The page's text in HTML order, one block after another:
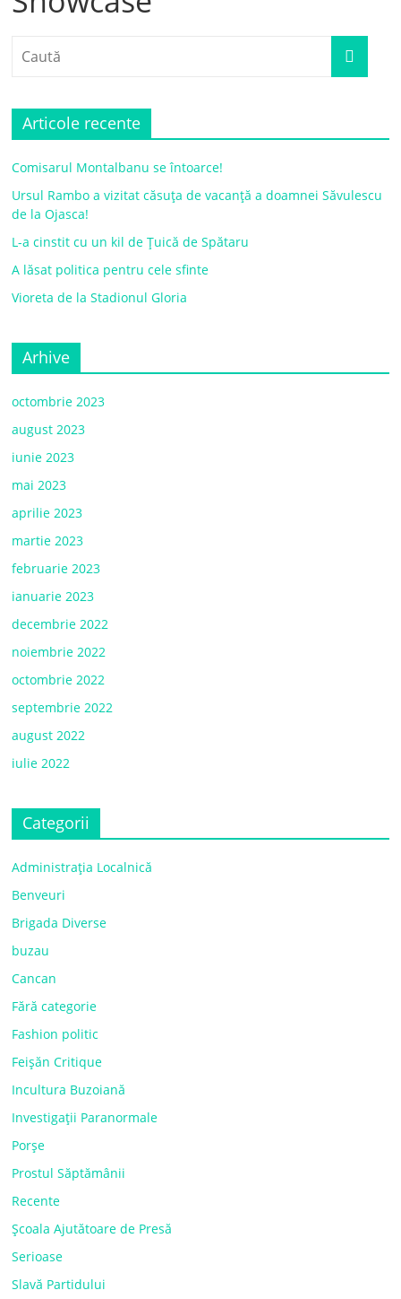
Articole recente
Comisarul Montalbanu se întoarce!
Ursul Rambo a vizitat căsuța de vacanță a doamnei Săvulescu
de la Ojasca!
L-a cinstit cu un kil de Țuică de Spătaru
A lăsat politica pentru cele sfinte
Vioreta de la Stadionul Gloria
Arhive
octombrie 2023
august 2023
iunie 2023
mai 2023
aprilie 2023
martie 2023
februarie 2023
ianuarie 2023
decembrie 2022
noiembrie 2022
octombrie 2022
septembrie 2022
august 2022
iulie 2022
Categorii
Administrația Localnică
Benveuri
Brigada Diverse
buzau
Cancan
Fără categorie
Fashion politic
Feișăn Critique
Incultura Buzoiană
Investigații Paranormale
Porșe
Prostul Săptămânii
Recente
Școala Ajutătoare de Presă
Serioase
Slavă Partidului